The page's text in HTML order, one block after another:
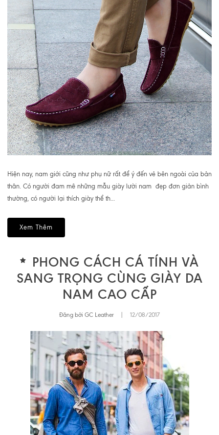
Hiện nay, nam giới cũng như phụ nữ rất để ý đến vẻ bên ngoài của bản
thân. Có người đam mê những mẫu giày lười nam đẹp đơn giản bình
thường, có người lại thích giày thể th...
Xem Thêm
PHONG CÁCH CÁ TÍNH VÀ
SANG TRỌNG CÙNG GIÀY DA
NAM CAO CẤP
Đăng bởi GC Leather 12/08/2017